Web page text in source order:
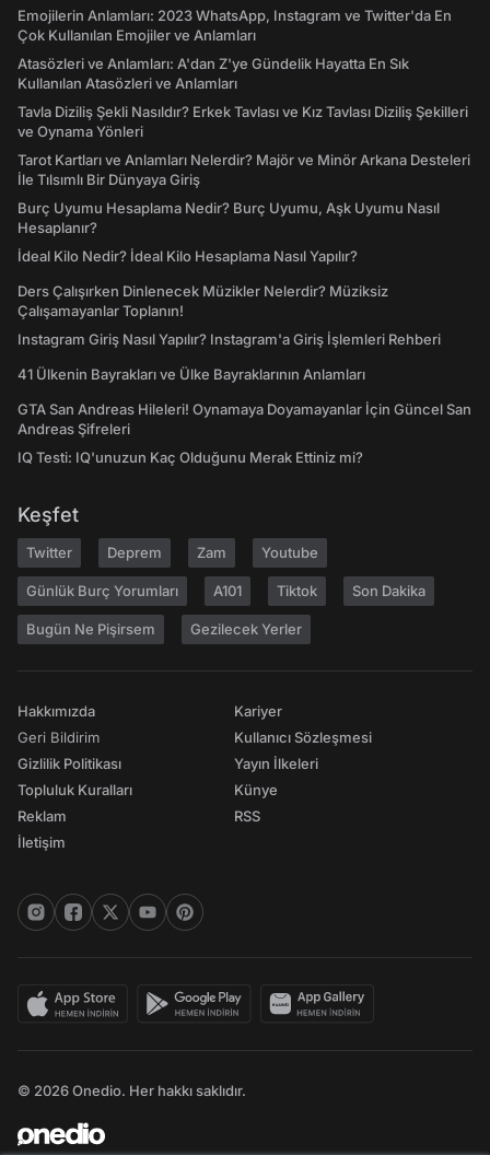
Emojilerin Anlamları: 2023 WhatsApp, Instagram ve Twitter'da En
Çok Kullanılan Emojiler ve Anlamları
Atasözleri ve Anlamları: A'dan Z'ye Gündelik Hayatta En Sık
Kullanılan Atasözleri ve Anlamları
Tavla Diziliş Şekli Nasıldır? Erkek Tavlası ve Kız Tavlası Diziliş Şekilleri
ve Oynama Yönleri
Tarot Kartları ve Anlamları Nelerdir? Majör ve Minör Arkana Desteleri
İle Tılsımlı Bir Dünyaya Giriş
Burç Uyumu Hesaplama Nedir? Burç Uyumu, Aşk Uyumu Nasıl
Hesaplanır?
İdeal Kilo Nedir? İdeal Kilo Hesaplama Nasıl Yapılır?
Ders Çalışırken Dinlenecek Müzikler Nelerdir? Müziksiz
Çalışamayanlar Toplanın!
Instagram Giriş Nasıl Yapılır? Instagram'a Giriş İşlemleri Rehberi
41 Ülkenin Bayrakları ve Ülke Bayraklarının Anlamları
GTA San Andreas Hileleri! Oynamaya Doyamayanlar İçin Güncel San
Andreas Şifreleri
IQ Testi: IQ'unuzun Kaç Olduğunu Merak Ettiniz mi?
Keşfet
Twitter Deprem Zam Youtube
Günlük Burç Yorumları A101 Tiktok Son Dakika
Bugün Ne Pişirsem Gezilecek Yerler
Hakkımızda
Geri Bildirim
Gizlilik Politikası
Topluluk Kuralları
Reklam
İletişim
Kariyer
Kullanıcı Sözleşmesi
Yayın İlkeleri
Künye
RSS
© 2026 Onedio. Her hakkı saklıdır.